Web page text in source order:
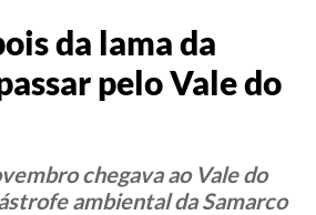
da lama da
pelo Vale do
chegava ao Vale do
ambiental da Samarco